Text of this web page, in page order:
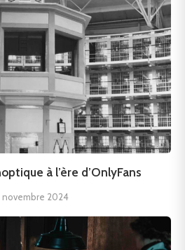
à l’ère d’OnlyFans
novembre 2024